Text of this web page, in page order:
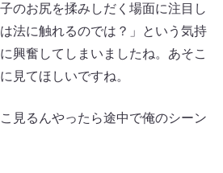
のお尻を揉みしだく場面に注目し
法に触れるのでは？」という気持
興奮してしまいましたね。あそこ
見てほしいですね。
見るんやったら途中で俺のシーン